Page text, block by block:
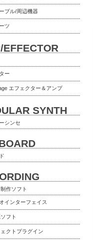
ブル/周辺機器
ツ
EFFECTOR
ー
エフェクター＆アンプ
SYNTH
シンセ
作ソフト
インターフェイス
フト
クトプラグイン